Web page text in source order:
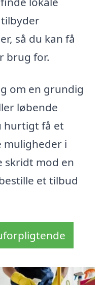
så du kan få
brug for.
om en grundig
løbende
hurtigt få et
muligheder i
skridt mod en
et tilbud